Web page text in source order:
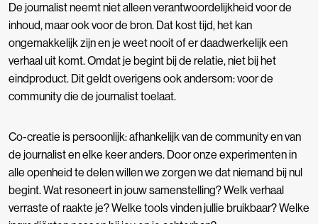
De journalist neemt niet alleen verantwoordelijkheid voor de
inhoud, maar ook voor de bron. Dat kost tijd, het kan
ongemakkelijk zijn en je weet nooit of er daadwerkelijk een
verhaal uit komt. Omdat je begint bij de relatie, niet bij het
eindproduct. Dit geldt overigens ook andersom: voor de
community die de journalist toelaat.
Co-creatie is persoonlijk: afhankelijk van de community en van
de journalist en elke keer anders. Door onze experimenten in
alle openheid te delen willen we zorgen we dat niemand bij nul
begint. Wat resoneert in jouw samenstelling? Welk verhaal
verraste of raakte je? Welke tools vinden jullie bruikbaar? Welke